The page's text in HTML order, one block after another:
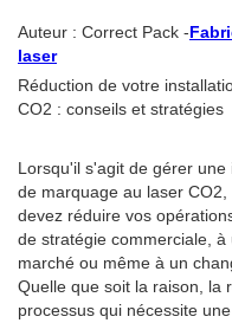
Auteur : Correct Pack -
laser
Réduction de votre
CO2 : conseils et stratégies
Lorsqu'il s'agit de gérer
de marquage au laser
devez réduire vos
de stratégie commerciale,
marché ou même à un
Quelle que soit la raison, la
processus qui nécessite